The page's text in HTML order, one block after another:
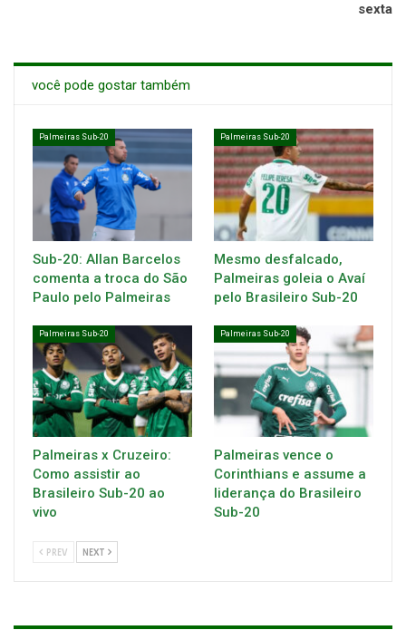
sexta
você pode gostar também
Palmeiras Sub-20
Sub-20: Allan Barcelos
comenta a troca do São
Paulo pelo Palmeiras
Palmeiras Sub-20
Mesmo desfalcado,
Palmeiras goleia o Avaí
pelo Brasileiro Sub-20
Palmeiras Sub-20
Palmeiras x Cruzeiro:
Como assistir ao
Brasileiro Sub-20 ao
vivo
Palmeiras Sub-20
Palmeiras vence o
Corinthians e assume a
liderança do Brasileiro
Sub-20
PREV NEXT